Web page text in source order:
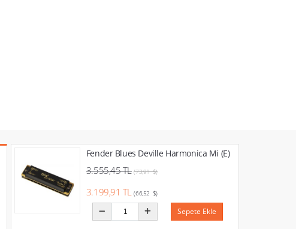
Fender Blues Deville Harmonica Mi (E)
3.555,45 TL (73,91 $)
3.199,91 TL(66,52 $)
Sepete Ekle